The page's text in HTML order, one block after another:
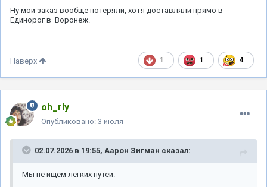
Ну мой заказ вообще потеряли, хотя доставляли прямо в
Единорог в Воронеж.
1 1 4
Наверх
oh_rly
Опубликовано: 3 июля
02.07.2026 в 19:55, Аарон Зигман сказал:
Мы не ищем лёгких путей.